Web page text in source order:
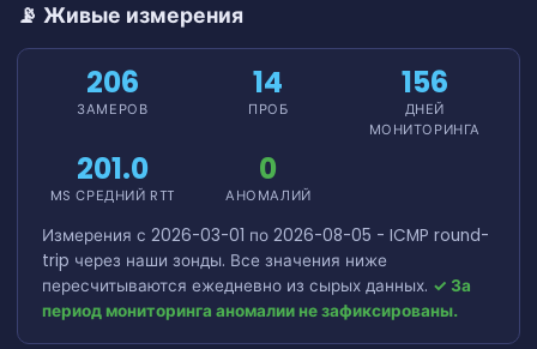
📡 Живые измерения
206
ЗАМЕРОВ
14
ПРОБ
156
ДНЕЙ
МОНИТОРИНГА
201.0
MS СРЕДНИЙ RTT
0
АНОМАЛИЙ
Измерения с 2026-03-01 по 2026-08-05 - ICMP round-
trip через наши зонды. Все значения ниже
пересчитываются ежедневно из сырых данных. ✓ За
период мониторинга аномалии не зафиксированы.